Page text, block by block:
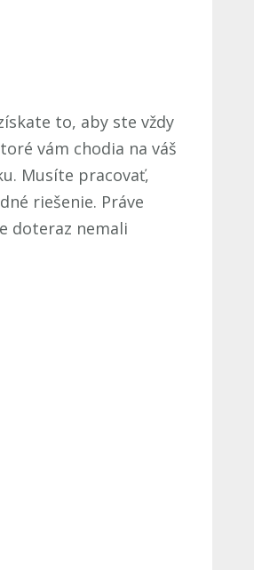
to, aby ste vždy
vám chodia na váš
Musíte pracovať,
riešenie. Práve
doteraz nemali